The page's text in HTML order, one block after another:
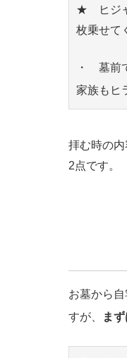
★ ヒジャ
枚乗せて
・ 墓前
家族もヒ
拝む時の内
2点です。
お墓から自
すが、
ま